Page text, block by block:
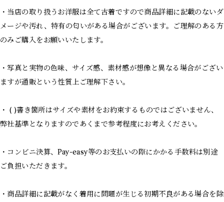
・当店の取り扱うお洋服は全て古着ですので商品詳細に記載のないダ
メージや汚れ、特有の匂いがある場合がございます。ご理解のある方
のみご購入をお願いいたします。
・写真と実物の色味、サイズ感、素材感が想像と異なる場合がござい
ますが通販という性質上ご理解下さい。
・ ( )書き箇所はサイズや素材をお約束するものではございません、
弊社基準となりますのであくまで参考程度にお考えください。
・コンビニ決算、Pay-easy等のお支払いの際にかかる手数料は別途
ご負担いただきます。
・商品詳細に記載がなく着用に問題が生じる初期不良がある場合を除